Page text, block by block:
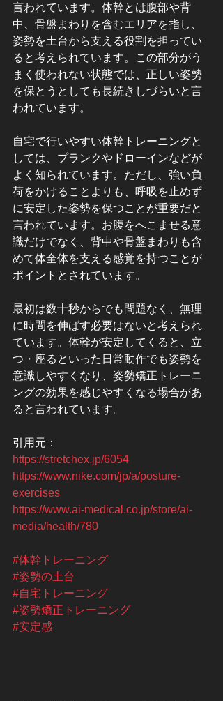
言われています。体幹とは腹部や背
中、骨盤まわりを含むエリアを指し、
姿勢を土台から支える役割を担ってい
ると考えられています。この部分がう
まく使われない状態では、正しい姿勢
を保とうとしても長続きしづらいと言
われています。
自宅で行いやすい体幹トレーニングと
しては、プランクやドローインなどが
よく知られています。ただし、強い負
荷をかけることよりも、呼吸を止めず
に安定した姿勢を保つことが重要だと
言われています。お腹をへこませる意
識だけでなく、背中や骨盤まわりも含
めて体全体を支える感覚を持つことが
ポイントとされています。
最初は数十秒からでも問題なく、無理
に時間を伸ばす必要はないと考えられ
ています。体幹が安定してくると、立
つ・座るといった日常動作でも姿勢を
意識しやすくなり、姿勢矯正トレーニ
ングの効果を感じやすくなる場合があ
ると言われています。
引用元：
https://stretchex.jp/6054
https://www.nike.com/jp/a/posture-
exercises
https://www.ai-medical.co.jp/store/ai-
media/health/780
#体幹トレーニング
#姿勢の土台
#自宅トレーニング
#姿勢矯正トレーニング
#安定感